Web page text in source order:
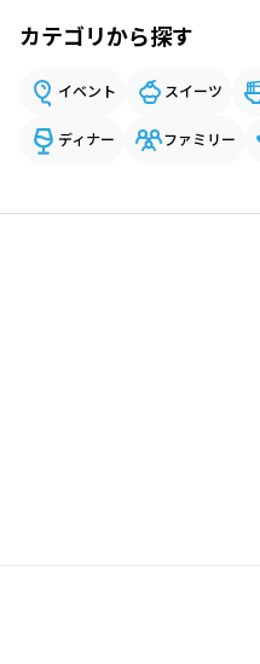
カテゴリから探す
イベント スイーツ
ディナー ファミリー